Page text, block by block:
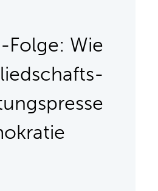
Folge: Wie